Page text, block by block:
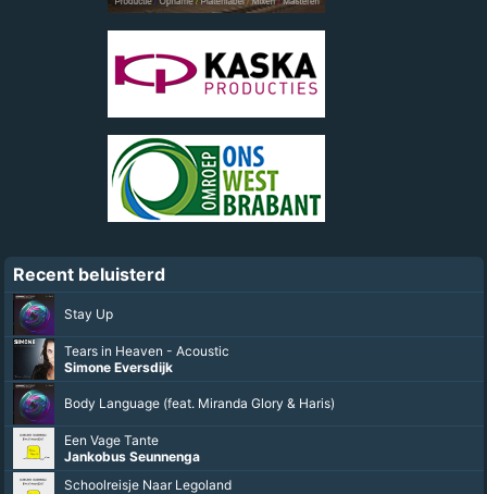
Recent beluisterd
Stay Up
Tears in Heaven - Acoustic
Simone Eversdijk
Body Language (feat. Miranda Glory & Haris)
Een Vage Tante
Jankobus Seunnenga
Schoolreisje Naar Legoland